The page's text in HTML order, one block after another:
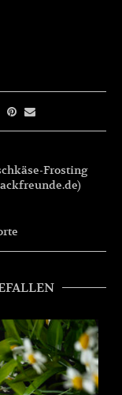
Frosting